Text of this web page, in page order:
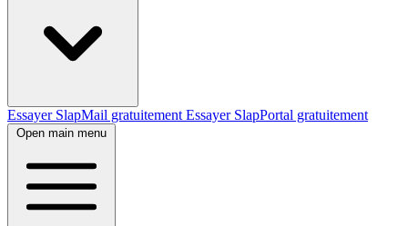
Essayer SlapMail gratuitement Essayer SlapPortal gratuitement
Open main menu